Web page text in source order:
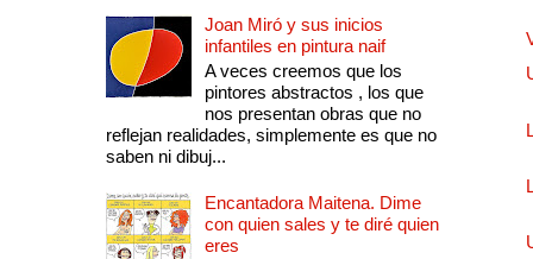
Joan Miró y sus inicios
infantiles en pintura naif
A veces creemos que los
pintores abstractos , los que
nos presentan obras que no
reflejan realidades, simplemente es que no
saben ni dibuj...
Encantadora Maitena. Dime
con quien sales y te diré quien
eres